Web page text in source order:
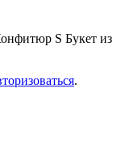
S Букет из
.